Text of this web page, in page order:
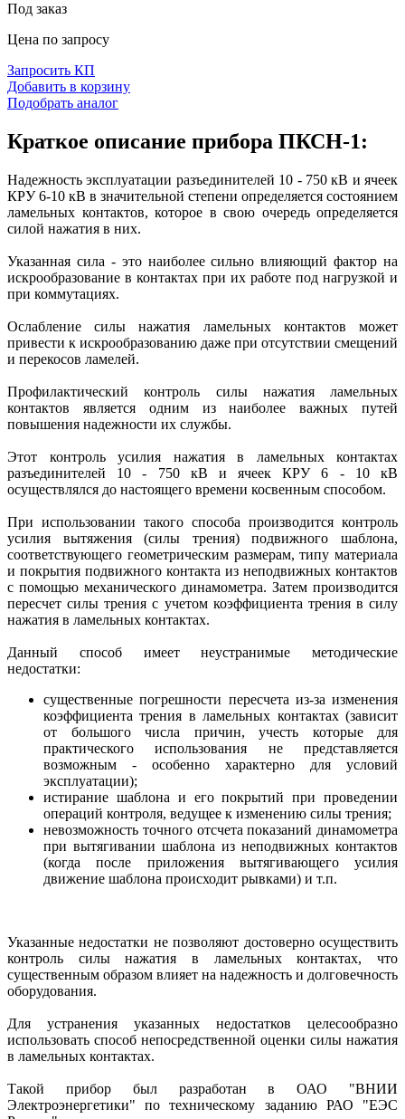
Под заказ
Цена по запросу
Запросить КП
Добавить в корзину
Подобрать аналог
Краткое описание прибора ПКСН-1:
Надежность эксплуатации разъединителей 10 - 750 кВ и ячеек
КРУ 6-10 кВ в значительной степени определяется состоянием
ламельных контактов, которое в свою очередь определяется
силой нажатия в них.
Указанная сила - это наиболее сильно влияющий фактор на
искрообразование в контактах при их работе под нагрузкой и
при коммутациях.
Ослабление силы нажатия ламельных контактов может
привести к искрообразованию даже при отсутствии смещений
и перекосов ламелей.
Профилактический контроль силы нажатия ламельных
контактов является одним из наиболее важных путей
повышения надежности их службы.
Этот контроль усилия нажатия в ламельных контактах
разъединителей 10 - 750 кВ и ячеек КРУ 6 - 10 кВ
осуществлялся до настоящего времени косвенным способом.
При использовании такого способа производится контроль
усилия вытяжения (силы трения) подвижного шаблона,
соответствующего геометрическим размерам, типу материала
и покрытия подвижного контакта из неподвижных контактов
с помощью механического динамометра. Затем производится
пересчет силы трения с учетом коэффициента трения в силу
нажатия в ламельных контактах.
Данный способ имеет неустранимые методические
недостатки:
существенные погрешности пересчета из-за изменения
коэффициента трения в ламельных контактах (зависит
от большого числа причин, учесть которые для
практического использования не представляется
возможным - особенно характерно для условий
эксплуатации);
истирание шаблона и его покрытий при проведении
операций контроля, ведущее к изменению силы трения;
невозможность точного отсчета показаний динамометра
при вытягивании шаблона из неподвижных контактов
(когда после приложения вытягивающего усилия
движение шаблона происходит рывками) и т.п.
Указанные недостатки не позволяют достоверно осуществить
контроль силы нажатия в ламельных контактах, что
существенным образом влияет на надежность и долговечность
оборудования.
Для устранения указанных недостатков целесообразно
использовать способ непосредственной оценки силы нажатия
в ламельных контактах.
Такой прибор был разработан в ОАО "ВНИИ
Электроэнергетики" по техническому заданию РАО "ЕЭС